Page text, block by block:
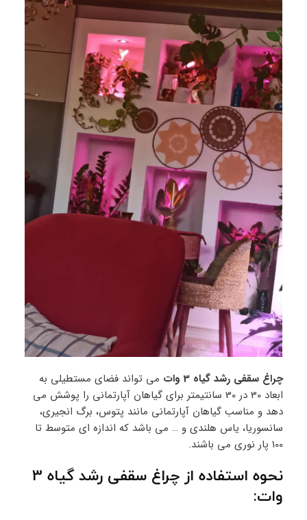
چراغ سقفی رشد گیاه 3 وات
می تواند فضای مستطیلی به
ابعاد 30 در 30 سانتیمتر برای گیاهان آپارتمانی را پوشش می
دهد و مناسب گیاهان آپارتمانی مانند پتوس، برگ انجیری،
سانسوریا، یاس هلندی و … می باشد که اندازه ای متوسط تا
100 پار نوری می باشند.
نحوه استفاده از چراغ سقفی رشد گیاه 3
وات: